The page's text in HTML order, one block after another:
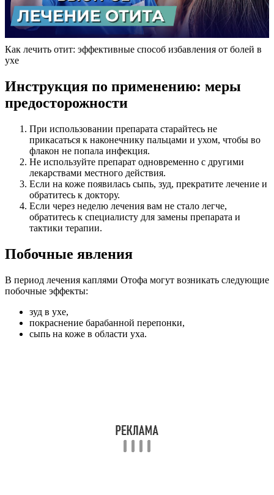
Как лечить отит: эффективные способ избавления от болей в
ухе
Инструкция по применению: меры
предосторожности
При использовании препарата старайтесь не
прикасаться к наконечнику пальцами и ухом, чтобы во
флакон не попала инфекция.
Не используйте препарат одновременно с другими
лекарствами местного действия.
Если на коже появилась сыпь, зуд, прекратите лечение и
обратитесь к доктору.
Если через неделю лечения вам не стало легче,
обратитесь к специалисту для замены препарата и
тактики терапии.
Побочные явления
В период лечения каплями Отофа могут возникать следующие
побочные эффекты:
зуд в ухе,
покраснение барабанной перепонки,
сыпь на коже в области уха.